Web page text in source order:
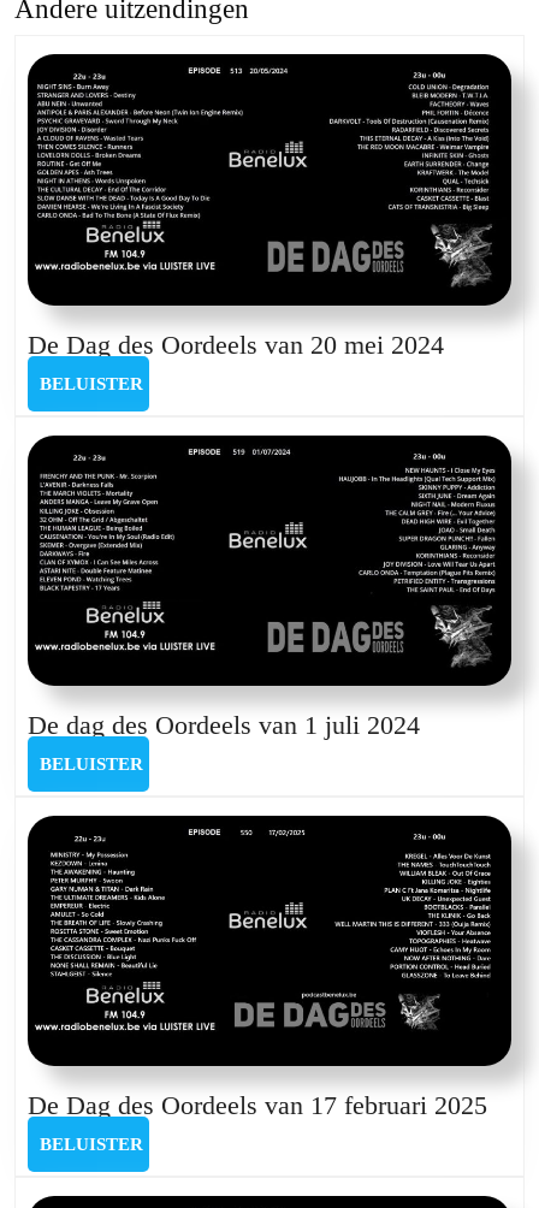
Previous
Andere uitzendingen
De Dag des Oordeels van 20 mei 2024De
Oordeels
van
20
mei
2024
BELUISTER
De dag des Oordeels van 1 juli 2024De
Oordeels
van
1
juli
2024
BELUISTER
De Dag des Oordeels van 17 februari 2025De
BELUISTER